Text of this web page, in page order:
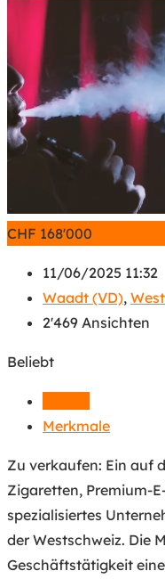
CHF 168'000
11/06/2025 11:32
Waadt (VD),
2'469 Ansichten
Beliebt
Merkmale
Zu verkaufen: Ein auf
Zigaretten, Premium-
spezialisiertes
der Westschweiz. Die
Geschäftstätigkeit